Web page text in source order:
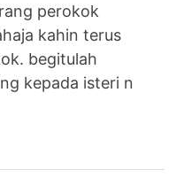
perokok
kahin terus
begitulah
kepada isteri n